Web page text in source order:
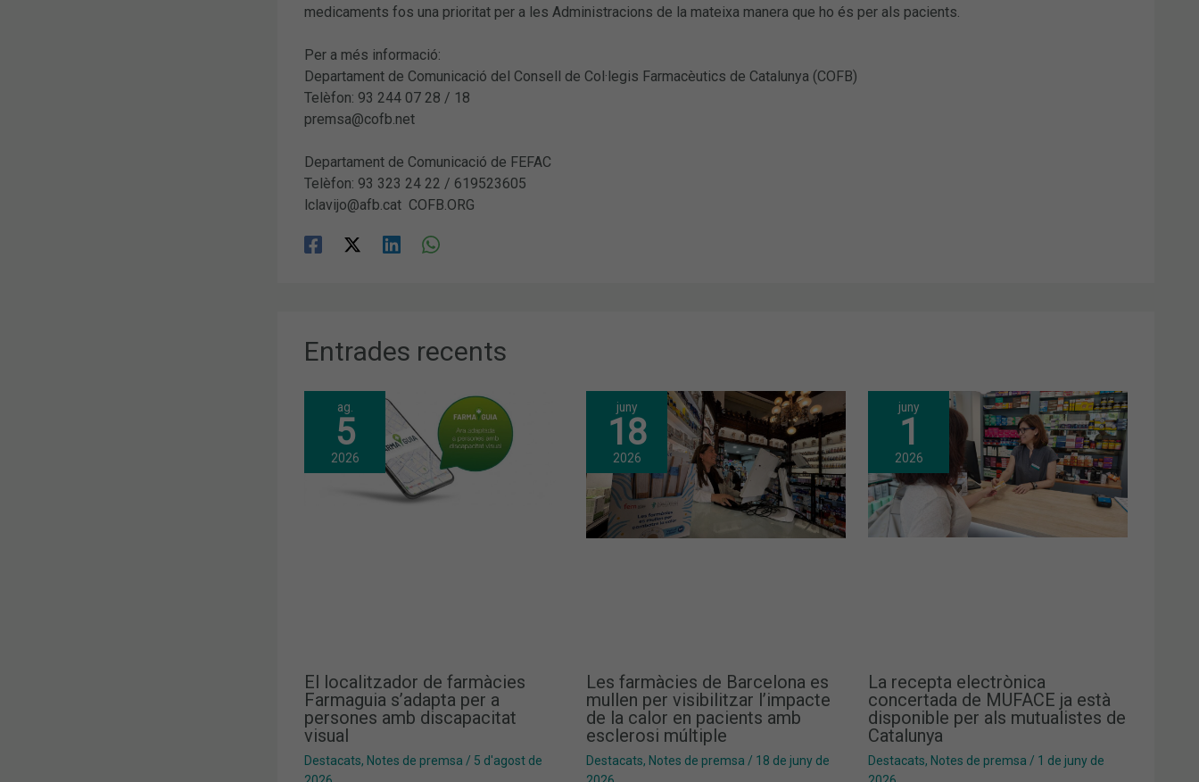
medicaments fos una prioritat per a les Administracions de la mateixa manera que ho és per als pacients.
Per a més informació:
Departament de Comunicació del Consell de Col·legis Farmacèutics de Catalunya (COFB)
Telèfon: 93 244 07 28 / 18
premsa@cofb.net
Departament de Comunicació de FEFAC
Telèfon: 93 323 24 22 / 619523605
lclavijo@afb.cat COFB.ORG
Entrades recents
ag.
5
2026
El localitzador de farmàcies
Farmaguia s’adapta per a
persones amb discapacitat
visual
Destacats, Notes de premsa / 5 d'agost de
juny
18
2026
Les farmàcies de Barcelona es
mullen per visibilitzar l’impacte
de la calor en pacients amb
esclerosi múltiple
Destacats, Notes de premsa / 18 de juny de
juny
1
2026
La recepta electrònica
concertada de MUFACE ja està
disponible per als mutualistes de
Catalunya
Destacats, Notes de premsa / 1 de juny de